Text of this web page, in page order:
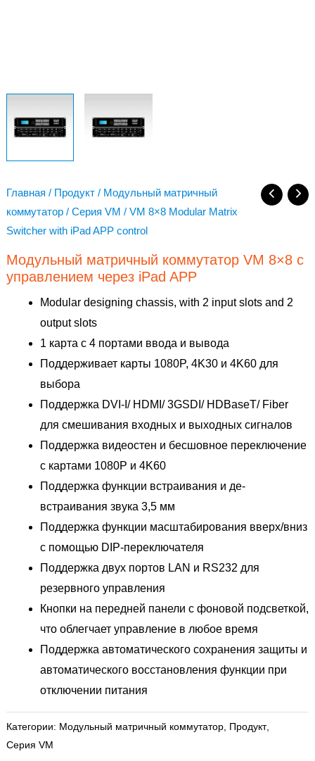
Главная / Продукт/ Модульный матричный
коммутатор/ Серия VM / VM 8×8 Modular Matrix
Switcher with iPad APP control
Модульный матричный коммутатор VM 8×8 с
управлением через iPad APP
Modular designing chassis, with 2 input slots and 2
output slots
1 карта с 4 портами ввода и вывода
Поддерживает карты 1080P, 4K30 и 4K60 для
выбора
Поддержка DVI-I/ HDMI/ 3GSDI/ HDBaseT/ Fiber
для смешивания входных и выходных сигналов
Поддержка видеостен и бесшовное переключение
с картами 1080P и 4K60
Поддержка функции встраивания и де-
встраивания звука 3,5 мм
Поддержка функции масштабирования вверх/вниз
с помощью DIP-переключателя
Поддержка двух портов LAN и RS232 для
резервного управления
Кнопки на передней панели с фоновой подсветкой,
что облегчает управление в любое время
Поддержка автоматического сохранения защиты и
автоматического восстановления функции при
отключении питания
Категории: Модульный матричный коммутатор, Продукт,
Серия VM